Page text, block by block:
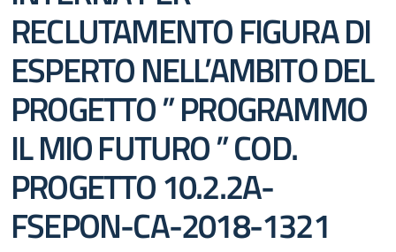
RECLUTAMENTO FIGURA DI
ESPERTO NELL’AMBITO DEL
PROGETTO ” PROGRAMMO
IL MIO FUTURO ” COD.
PROGETTO 10.2.2A-
FSEPON-CA-2018-1321